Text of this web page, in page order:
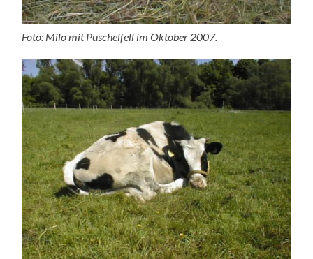
Foto: Milo mit Puschelfell im Oktober 2007.